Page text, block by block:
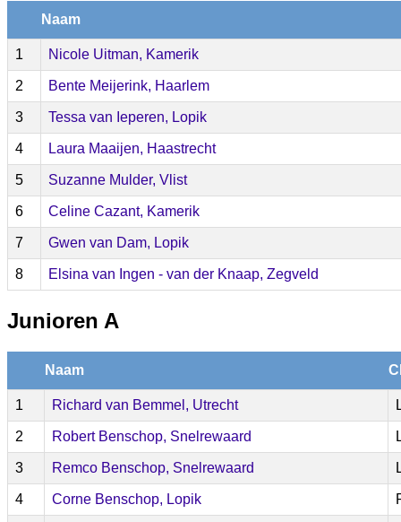
Naam
1 Nicole Uitman, Kamerik
2 Bente Meijerink, Haarlem
3 Tessa van Ieperen, Lopik
4 Laura Maaijen, Haastrecht
5 Suzanne Mulder, Vlist
6 Celine Cazant, Kamerik
7 Gwen van Dam, Lopik
8 Elsina van Ingen - van der Knaap, Zegveld
Junioren A
Naam
1 Richard van Bemmel, Utrecht
2 Robert Benschop, Snelrewaard
3 Remco Benschop, Snelrewaard
4 Corne Benschop, Lopik